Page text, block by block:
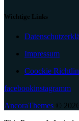
Wichtige Links
Impressum
Coockie
facebookinstagramm
AncoraThemes ©